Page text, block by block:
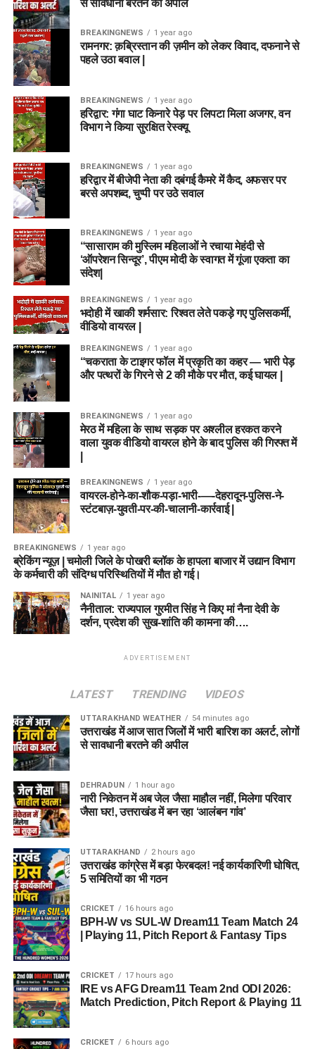
से सावधानी बरतने की अपील
BREAKINGNEWS 1 year ago
रामनगर: क़ब्रिस्तान की ज़मीन को लेकर विवाद, दफनाने से
पहले उठा बवाल |
BREAKINGNEWS 1 year ago
हरिद्वार: गंगा घाट किनारे पेड़ पर लिपटा मिला अजगर, वन
विभाग ने किया सुरक्षित रेस्क्यू
BREAKINGNEWS 1 year ago
हरिद्वार में बीजेपी नेता की दबंगई कैमरे में कैद, अफसर पर
बरसे अपशब्द, चुप्पी पर उठे सवाल
BREAKINGNEWS 1 year ago
“सासाराम की मुस्लिम महिलाओं ने रचाया मेहंदी से
‘ऑपरेशन सिन्दूर’, पीएम मोदी के स्वागत में गूंजा एकता का
संदेश|
BREAKINGNEWS 1 year ago
भदोही में खाकी शर्मसार: रिश्वत लेते पकड़े गए पुलिसकर्मी,
वीडियो वायरल |
BREAKINGNEWS 1 year ago
“चकराता के टाइगर फॉल में प्रकृति का कहर — भारी पेड़
और पत्थरों के गिरने से 2 की मौके पर मौत, कई घायल |
BREAKINGNEWS 1 year ago
मेरठ में महिला के साथ सड़क पर अश्लील हरकत करने
वाला युवक वीडियो वायरल होने के बाद पुलिस की गिरफ्त में
BREAKINGNEWS 1 year ago
वायरल-होने-का-शौक-पड़ा-भारी-—-देहरादून-पुलिस-ने-
स्टंटबाज़-युवती-पर-की-चालानी-कार्रवाई |
BREAKINGNEWS 1 year ago
ब्रेकिंग न्यूज़ | चमोली जिले के पोखरी ब्लॉक के हापला बाजार में उद्यान विभाग
के कर्मचारी की संदिग्ध परिस्थितियों में मौत हो गई।
NAINITAL 1 year ago
नैनीताल: राज्यपाल गुरमीत सिंह ने किए मां नैना देवी के
दर्शन, प्रदेश की सुख-शांति की कामना की….
ADVERTISEMENT
LATEST TRENDING VIDEOS
UTTARAKHAND WEATHER 54 minutes ago
उत्तराखंड में आज सात जिलों में भारी बारिश का अलर्ट, लोगों
से सावधानी बरतने की अपील
DEHRADUN 1 hour ago
नारी निकेतन में अब जेल जैसा माहौल नहीं, मिलेगा परिवार
जैसा घर!, उत्तराखंड में बन रहा ‘आलंबन गांव’
UTTARAKHAND 2 hours ago
उत्तराखंड कांग्रेस में बड़ा फेरबदल! नई कार्यकारिणी घोषित,
5 समितियों का भी गठन
CRICKET 16 hours ago
BPH-W vs SUL-W Dream11 Team Match 24
| Playing 11, Pitch Report & Fantasy Tips
CRICKET 17 hours ago
IRE vs AFG Dream11 Team 2nd ODI 2026:
Match Prediction, Pitch Report & Playing 11
CRICKET 6 hours ago